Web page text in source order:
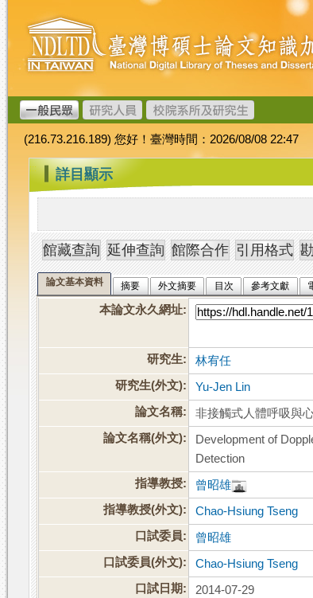
跳
到
主
要
內
容
臺
灣
博
碩
士
論
文
加
值
系
統
(216.73.216.189) 您好！臺灣時間：2026/08/08 22:47
::: 詳目顯示
論文基本資料 摘要 外文摘要 目次 參考文獻
本論文永久網址:
研究生:
林宥任
研究生(外文):
Yu-Jen Lin
論文名稱:
非接觸式人體呼吸與
論文名稱(外文):
Development of
Detection
指導教授:
曾昭雄
指導教授(外文):
Chao-Hsiung Tseng
口試委員:
曾昭雄
口試委員(外文):
Chao-Hsiung Tseng
口試日期:
2014-07-29